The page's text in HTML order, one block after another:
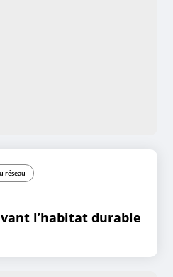
réseau
l’habitat durable